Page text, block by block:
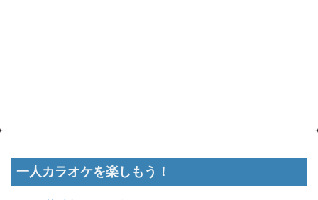
一人カラオケを楽しもう！